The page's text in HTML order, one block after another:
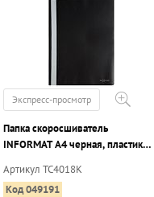
Экспресс-просмотр
Папка скоросшиватель
INFORMAT А4 черная, пластик
Артикул TC4018K
Код 049191